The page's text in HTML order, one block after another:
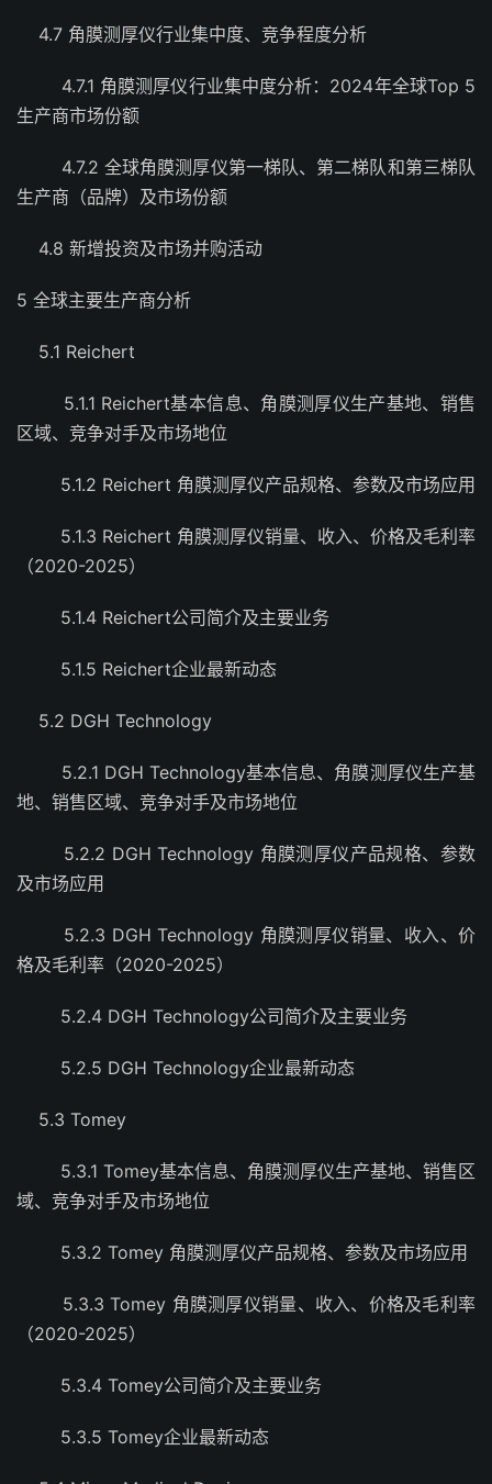
4.7 角膜测厚仪行业集中度、竞争程度分析
4.7.1 角膜测厚仪行业集中度分析：2024年全球Top 5
生产商市场份额
4.7.2 全球角膜测厚仪第一梯队、第二梯队和第三梯队
生产商（品牌）及市场份额
4.8 新增投资及市场并购活动
5 全球主要生产商分析
5.1 Reichert
5.1.1 Reichert基本信息、角膜测厚仪生产基地、销售
区域、竞争对手及市场地位
5.1.2 Reichert 角膜测厚仪产品规格、参数及市场应用
5.1.3 Reichert 角膜测厚仪销量、收入、价格及毛利率
（2020-2025）
5.1.4 Reichert公司简介及主要业务
5.1.5 Reichert企业最新动态
5.2 DGH Technology
5.2.1 DGH Technology基本信息、角膜测厚仪生产基
地、销售区域、竞争对手及市场地位
5.2.2 DGH Technology 角膜测厚仪产品规格、参数
及市场应用
5.2.3 DGH Technology 角膜测厚仪销量、收入、价
格及毛利率（2020-2025）
5.2.4 DGH Technology公司简介及主要业务
5.2.5 DGH Technology企业最新动态
5.3 Tomey
5.3.1 Tomey基本信息、角膜测厚仪生产基地、销售区
域、竞争对手及市场地位
5.3.2 Tomey 角膜测厚仪产品规格、参数及市场应用
5.3.3 Tomey 角膜测厚仪销量、收入、价格及毛利率
（2020-2025）
5.3.4 Tomey公司简介及主要业务
5.3.5 Tomey企业最新动态